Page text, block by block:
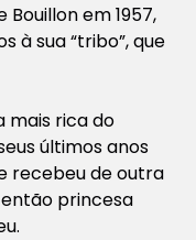
em 1957,
à sua “tribo”, que
mais rica do
últimos anos
recebeu de outra
princesa